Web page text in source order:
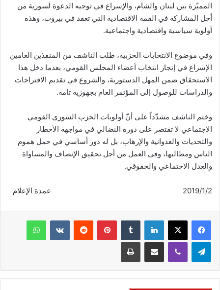
المميّزة بين لبنان والشام، والإسراع في توجيه الدعوة لسورية من
أجل المشاركة في القمة الاقتصادية التي تعقد في بيروت، وهذه
أولوية سياسية واقتصادية واجتماعية.
وفي موضوع الانتخابات الحزبية، طلب الناشف من المنفذين العامين
الإسراع في إنجاز انتخاب أعضاء المجلس القومي، بعدما دخل هذا
الاستحقاق ضمن المهل الدستورية، والشروع في تقديم الاقتراحات
والدراسات للوصول إلى المؤتمر العام بجهوزية تامة.
وختم الناشف مشدّداً على أنّ أولويات الحزب السوري القومي
الاجتماعي لا تقتصر على دوره النضالي في مواجهة الأخطار
والتحديات والعدوانية والإرهاب، بل له دور أساسي في حمل هموم
الناس ومطالبها، وفي العمل من أجل تحقيق الإنصاف والمساواة
والعدل الاجتماعي والحقوقي.
2019/1/2 عمدة الإعلام
فيسبوك لينكدإن بينتيريست